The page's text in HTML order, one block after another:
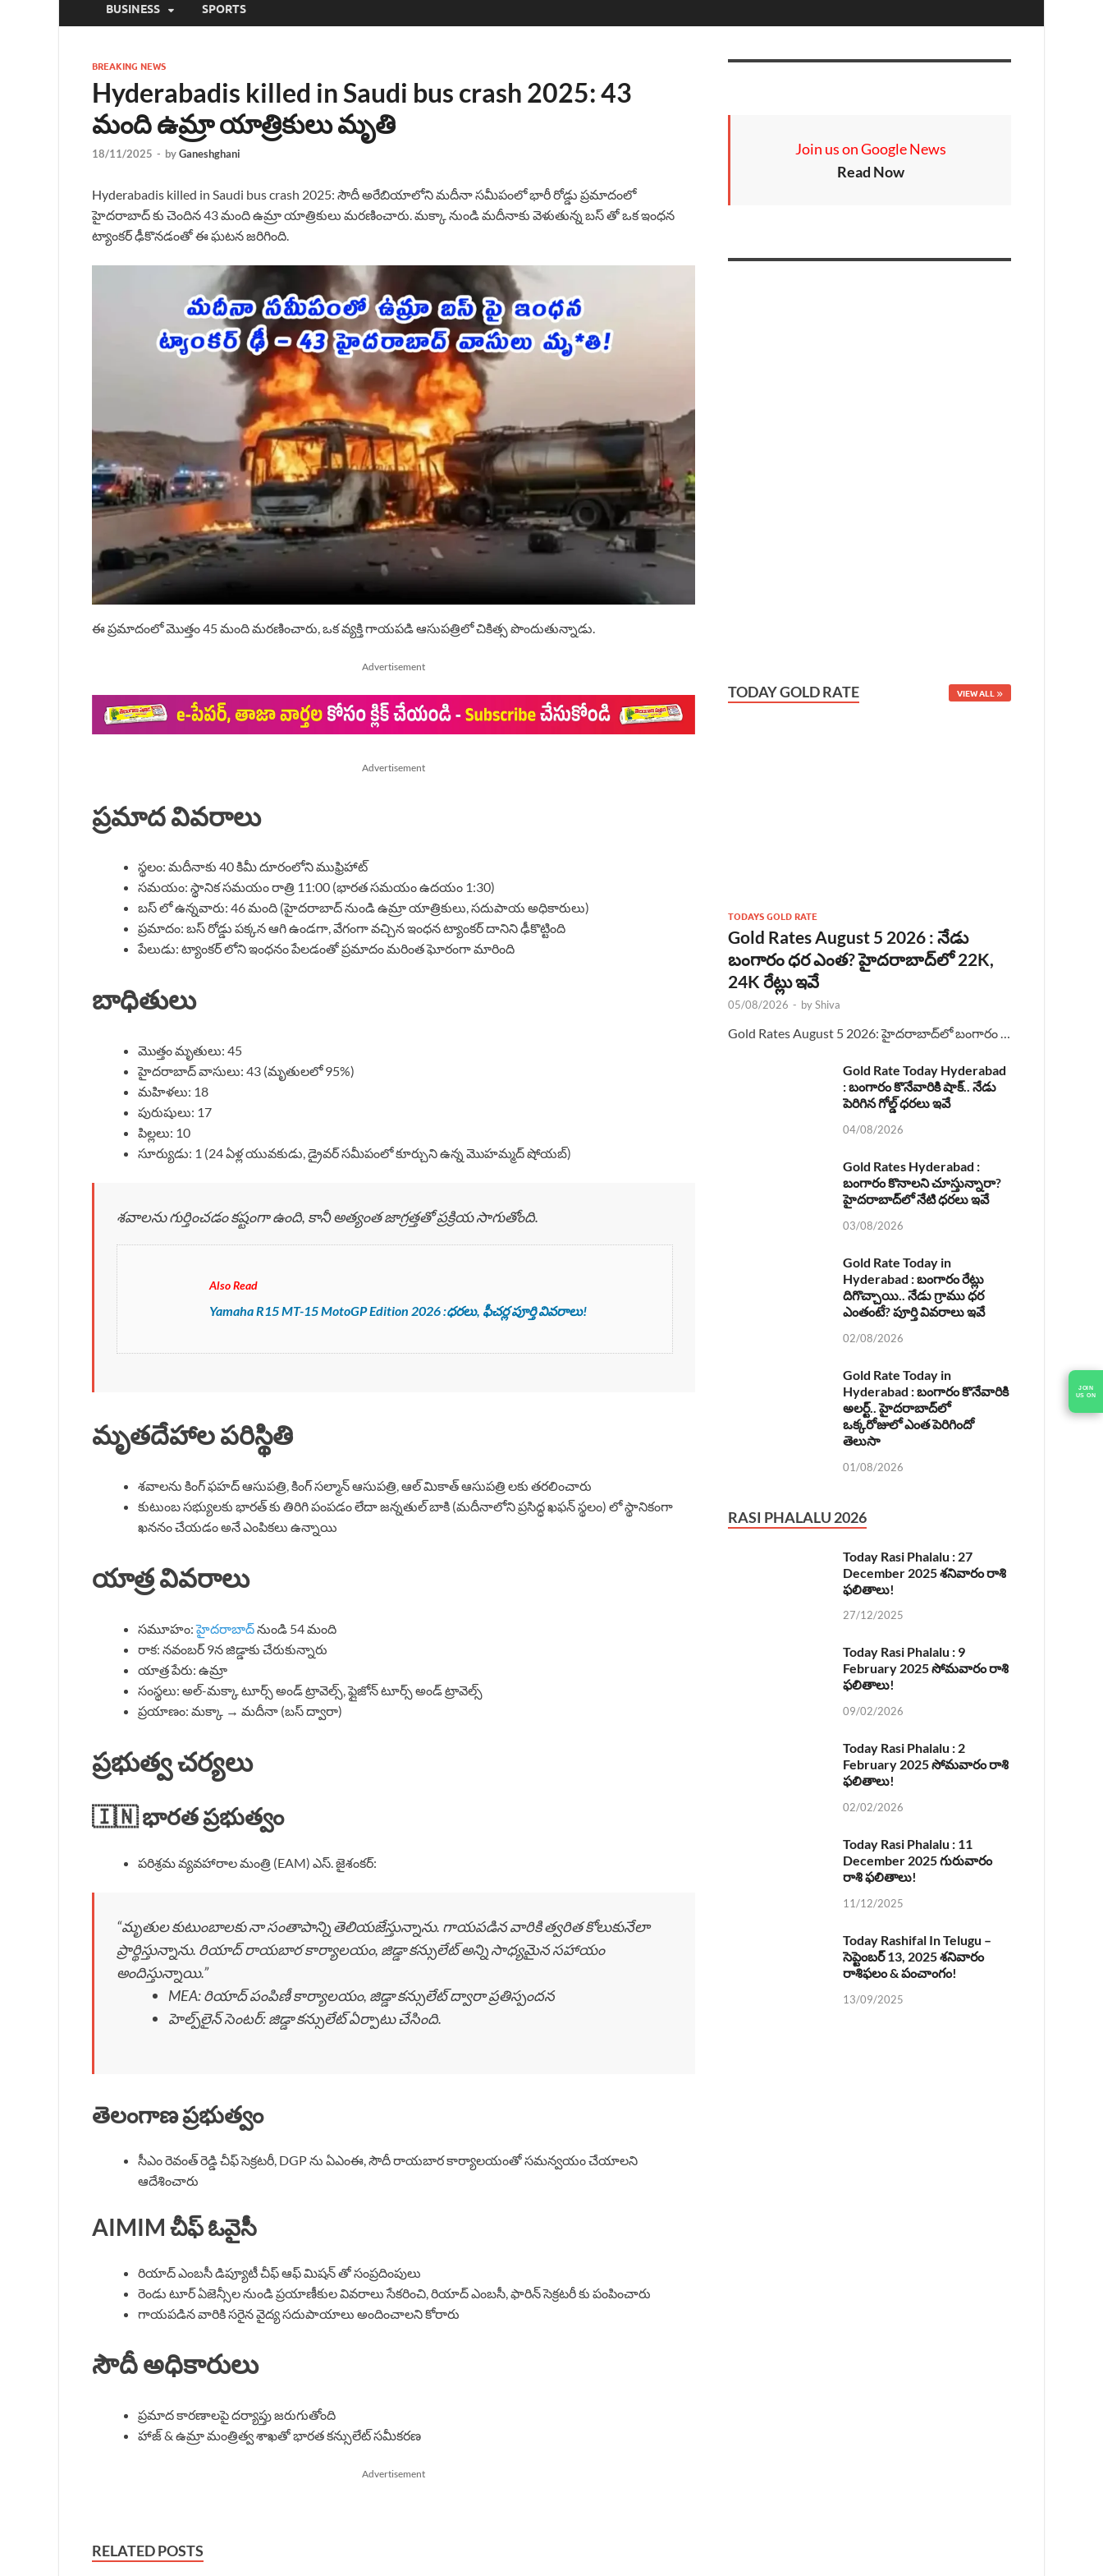
BUSINESS SPORTS
BREAKING NEWS
Hyderabadis killed in Saudi bus crash 2025: 43
మంది ఉమ్రా యాత్రికులు మృతి
18/11/2025 - byGaneshghani
Hyderabadis killed in Saudi bus crash 2025: సౌదీ అరేబియాలోని మదీనా సమీపంలో భారీ రోడ్డు ప్రమాదంలో
హైదరాబాద్ కు చెందిన 43 మంది ఉమ్రా యాత్రికులు మరణించారు. మక్కా నుండి మదీనాకు వెళుతున్న బస్ తో ఒక ఇంధన
ట్యాంకర్ ఢీకొనడంతో ఈ ఘటన జరిగింది.
ఈ ప్రమాదంలో మొత్తం 45 మంది మరణించారు, ఒక వ్యక్తి గాయపడి ఆసుపత్రిలో చికిత్స పొందుతున్నాడు.
Advertisement
Advertisement
ప్రమాద వివరాలు
స్థలం: మదీనాకు 40 కిమీ దూరంలోని ముఫ్రిహాట్
సమయం: స్థానిక సమయం రాత్రి 11:00 (భారత సమయం ఉదయం 1:30)
బస్ లో ఉన్నవారు: 46 మంది (హైదరాబాద్ నుండి ఉమ్రా యాత్రికులు, సదుపాయ అధికారులు)
ప్రమాదం: బస్ రోడ్డు పక్కన ఆగి ఉండగా, వేగంగా వచ్చిన ఇంధన ట్యాంకర్ దానిని ఢీకొట్టింది
పేలుడు: ట్యాంకర్ లోని ఇంధనం పేలడంతో ప్రమాదం మరింత ఘోరంగా మారింది
బాధితులు
మొత్తం మృతులు: 45
హైదరాబాద్ వాసులు: 43 (మృతులలో 95%)
మహిళలు: 18
పురుషులు: 17
పిల్లలు: 10
సూర్యుడు: 1 (24 ఏళ్ల యువకుడు, డ్రైవర్ సమీపంలో కూర్చుని ఉన్న మొహమ్మద్ షోయబ్)
శవాలను గుర్తించడం కష్టంగా ఉంది, కానీ అత్యంత జాగ్రత్తతో ప్రక్రియ సాగుతోంది.
Also Read
Yamaha R15 MT-15 MotoGP Edition 2026 :ధరలు, ఫీచర్ల పూర్తి వివరాలు!
మృతదేహాల పరిస్థితి
శవాలను కింగ్ ఫహద్ ఆసుపత్రి, కింగ్ సల్మాన్ ఆసుపత్రి, ఆల్ మికాత్ ఆసుపత్రి లకు తరలించారు
కుటుంబ సభ్యులకు భారత్ కు తిరిగి పంపడం లేదా జన్నతుల్ బాకి (మదీనాలోని ప్రసిద్ధ ఖఫన్ స్థలం) లో స్థానికంగా
ఖననం చేయడం అనే ఎంపికలు ఉన్నాయి
యాత్ర వివరాలు
సమూహం:హైదరాబాద్నుండి 54 మంది
రాక: నవంబర్ 9న జిడ్డాకు చేరుకున్నారు
యాత్ర పేరు: ఉమ్రా
సంస్థలు: అల్-మక్కా టూర్స్ అండ్ ట్రావెల్స్, ఫ్లైజోన్ టూర్స్ అండ్ ట్రావెల్స్
ప్రయాణం: మక్కా → మదీనా (బస్ ద్వారా)
ప్రభుత్వ చర్యలు
🇮🇳 భారత ప్రభుత్వం
పరిశ్రమ వ్యవహారాల మంత్రి (EAM) ఎస్. జైశంకర్:
“మృతుల కుటుంబాలకు నా సంతాపాన్ని తెలియజేస్తున్నాను. గాయపడిన వారికి త్వరిత కోలుకునేలా
ప్రార్థిస్తున్నాను. రియాద్ రాయబార కార్యాలయం, జిడ్డా కన్సులేట్ అన్ని సాధ్యమైన సహాయం
అందిస్తున్నాయి.”
MEA: రియాద్ పంపిణీ కార్యాలయం, జిడ్డా కన్సులేట్ ద్వారా ప్రతిస్పందన
హెల్ప్‌లైన్ సెంటర్: జిడ్డా కన్సులేట్ ఏర్పాటు చేసింది.
తెలంగాణ ప్రభుత్వం
సీఎం రెవంత్ రెడ్డి చీఫ్ సెక్రటరీ, DGP ను ఏఎంఈ, సౌదీ రాయబార కార్యాలయంతో సమన్వయం చేయాలని
ఆదేశించారు
AIMIM చీఫ్ ఓవైసీ
రియాద్ ఎంబసీ డిప్యూటీ చీఫ్ ఆఫ్ మిషన్ తో సంప్రదింపులు
రెండు టూర్ ఏజెన్సీల నుండి ప్రయాణీకుల వివరాలు సేకరించి, రియాద్ ఎంబసీ, ఫారిన్ సెక్రటరీ కు పంపించారు
గాయపడిన వారికి సరైన వైద్య సదుపాయాలు అందించాలని కోరారు
సౌదీ అధికారులు
ప్రమాద కారణాలపై దర్యాప్తు జరుగుతోంది
హాజ్ & ఉమ్రా మంత్రిత్వ శాఖతో భారత కన్సులేట్ సమీకరణ
Advertisement
RELATED POSTS
Join us on Google News
Read Now
TODAY GOLD RATE VIEW ALL
TODAYS GOLD RATE
Gold Rates August 5 2026 : నేడు
బంగారం ధర ఎంత? హైదరాబాద్‌లో 22K,
24K రేట్లు ఇవే
05/08/2026 - byShiva
Gold Rates August 5 2026: హైదరాబాద్‌లో బంగారం …
Gold Rate Today Hyderabad
: బంగారం కొనేవారికి షాక్.. నేడు
పెరిగిన గోల్డ్ ధరలు ఇవే
04/08/2026
Gold Rates Hyderabad :
బంగారం కొనాలని చూస్తున్నారా?
హైదరాబాద్‌లో నేటి ధరలు ఇవే
03/08/2026
Gold Rate Today in
Hyderabad : బంగారం రేట్లు
దిగొచ్చాయి.. నేడు గ్రాము ధర
ఎంతంటే? పూర్తి వివరాలు ఇవే
02/08/2026
Gold Rate Today in
Hyderabad : బంగారం కొనేవారికి
అలర్ట్.. హైదరాబాద్‌లో
ఒక్కరోజులో ఎంత పెరిగిందో
తెలుసా
01/08/2026
RASI PHALALU 2026
Today Rasi Phalalu : 27
December 2025 శనివారం రాశి
ఫలితాలు!
27/12/2025
Today Rasi Phalalu : 9
February 2025 సోమవారం రాశి
ఫలితాలు!
09/02/2026
Today Rasi Phalalu : 2
February 2025 సోమవారం రాశి
ఫలితాలు!
02/02/2026
Today Rasi Phalalu : 11
December 2025 గురువారం
రాశి ఫలితాలు!
11/12/2025
Today Rashifal In Telugu –
సెప్టెంబర్ 13, 2025 శనివారం
రాశిఫలం & పంచాంగం!
13/09/2025